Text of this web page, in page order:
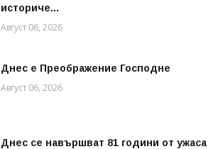
историче...
Август 06, 2026
Днес е Преображение Господне
Август 06, 2026
Днес се навършват 81 години от ужаса